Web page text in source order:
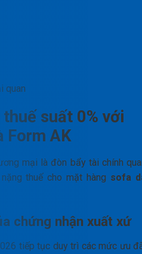
quan
thuế suất 0% với
Form AK
mại là đòn bẩy tài chính
thuế cho mặt hàng sofa
chứng nhận xuất xứ
tiếp tục duy trì các mức ưu